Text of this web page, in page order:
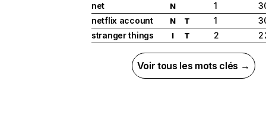
net
N 1
netflix account
N T 1
stranger things
I T 2 2
Voir tous les mots clés →